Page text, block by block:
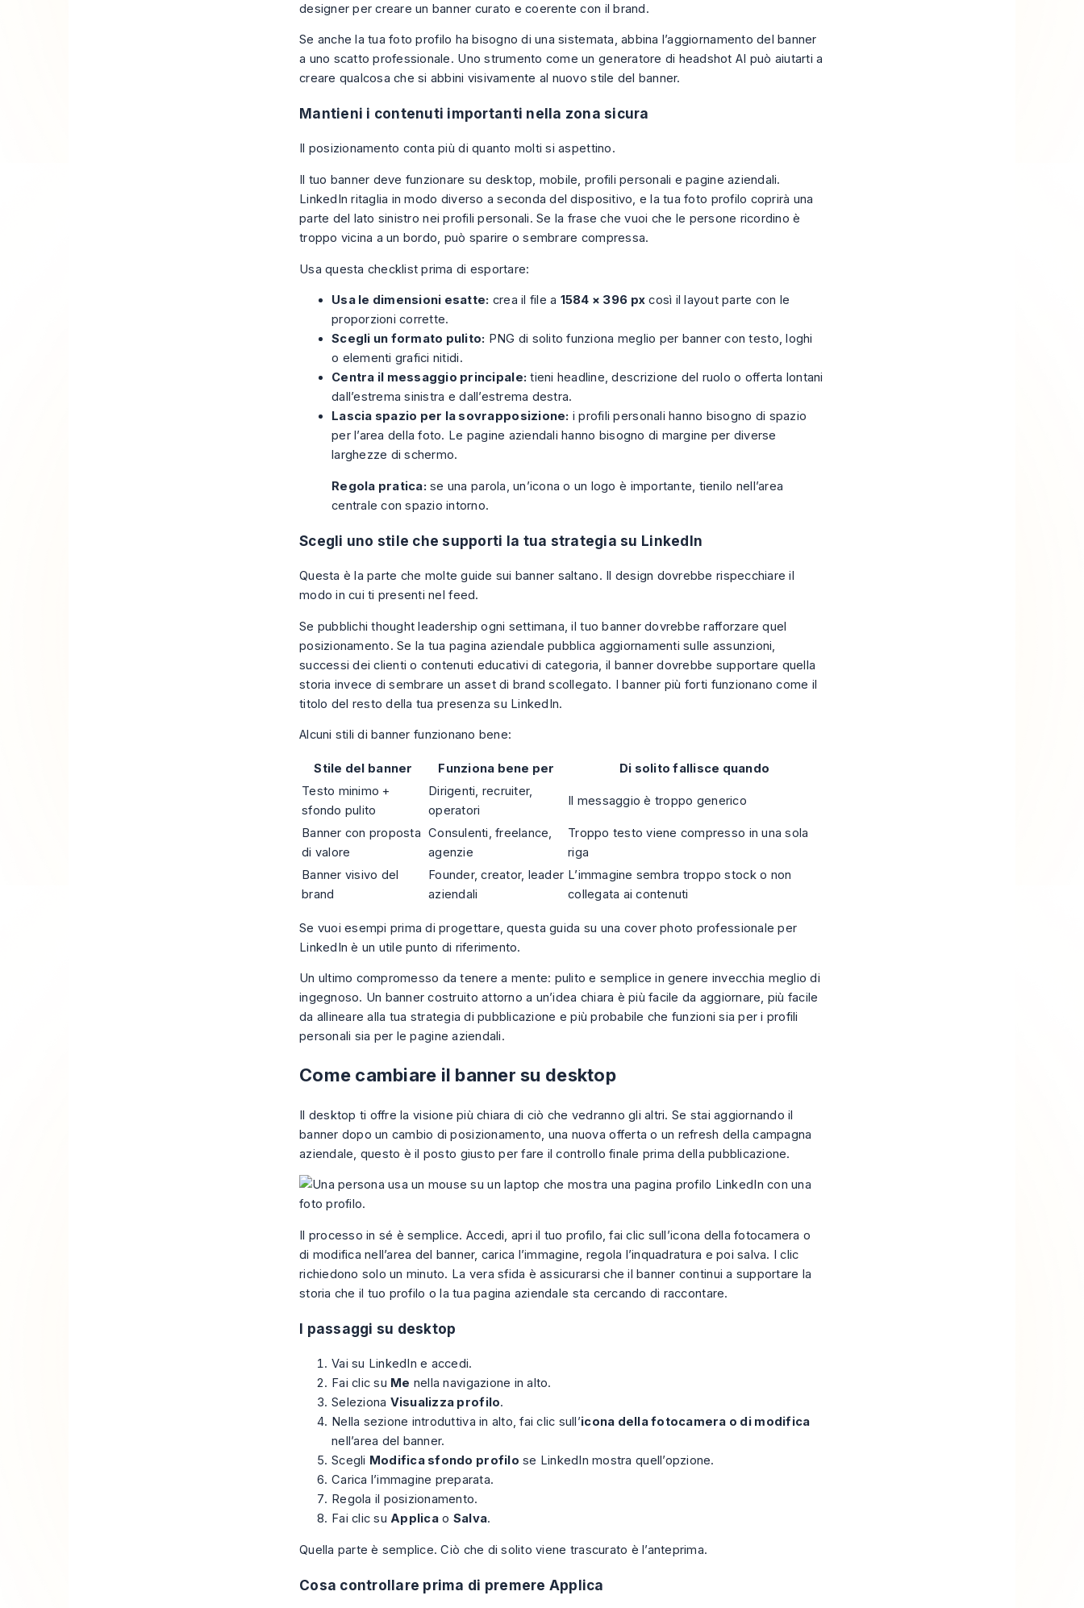
designer per creare un banner curato e coerente con il brand.
Se anche la tua foto profilo ha bisogno di una sistemata, abbina l’aggiornamento del banner
a uno scatto professionale. Uno strumento come ungeneratore di headshot AI può aiutarti a
creare qualcosa che si abbini visivamente al nuovo stile del banner.
Mantieni i contenuti importanti nella zona sicura
Il posizionamento conta più di quanto molti si aspettino.
Il tuo banner deve funzionare su desktop, mobile, profili personali e pagine aziendali.
LinkedIn ritaglia in modo diverso a seconda del dispositivo, e la tua foto profilo coprirà una
parte del lato sinistro nei profili personali. Se la frase che vuoi che le persone ricordino è
troppo vicina a un bordo, può sparire o sembrare compressa.
Usa questa checklist prima di esportare:
Usa le dimensioni esatte: crea il file a 1584 × 396 px così il layout parte con le
proporzioni corrette.
Scegli un formato pulito: PNG di solito funziona meglio per banner con testo, loghi
o elementi grafici nitidi.
Centra il messaggio principale: tieni headline, descrizione del ruolo o offerta lontani
dall’estrema sinistra e dall’estrema destra.
Lascia spazio per la sovrapposizione: i profili personali hanno bisogno di spazio
per l’area della foto. Le pagine aziendali hanno bisogno di margine per diverse
larghezze di schermo.
Regola pratica: se una parola, un’icona o un logo è importante, tienilo nell’area
centrale con spazio intorno.
Scegli uno stile che supporti la tua strategia su LinkedIn
Questa è la parte che molte guide sui banner saltano. Il design dovrebbe rispecchiare il
modo in cui ti presenti nel feed.
Se pubblichi thought leadership ogni settimana, il tuo banner dovrebbe rafforzare quel
posizionamento. Se la tua pagina aziendale pubblica aggiornamenti sulle assunzioni,
successi dei clienti o contenuti educativi di categoria, il banner dovrebbe supportare quella
storia invece di sembrare un asset di brand scollegato. I banner più forti funzionano come il
titolo del resto della tua presenza su LinkedIn.
Alcuni stili di banner funzionano bene:
Stile del banner Funziona bene per
Di solito fallisce quando
Testo minimo +
sfondo pulito
Dirigenti, recruiter,
operatori
Il messaggio è troppo generico
Banner con proposta
di valore
Consulenti, freelance,
agenzie
Troppo testo viene compresso in una sola
riga
Banner visivo del
brand
Founder, creator, leader
aziendali
L’immagine sembra troppo stock o non
collegata ai contenuti
Se vuoi esempi prima di progettare, questa guida su una cover photo professionale per
LinkedIn è un utile punto di riferimento.
Un ultimo compromesso da tenere a mente: pulito e semplice in genere invecchia meglio di
ingegnoso. Un banner costruito attorno a un’idea chiara è più facile da aggiornare, più facile
da allineare alla tua strategia di pubblicazione e più probabile che funzioni sia per i profili
personali sia per le pagine aziendali.
Come cambiare il banner su desktop
Il desktop ti offre la visione più chiara di ciò che vedranno gli altri. Se stai aggiornando il
banner dopo un cambio di posizionamento, una nuova offerta o un refresh della campagna
aziendale, questo è il posto giusto per fare il controllo finale prima della pubblicazione.
Il processo in sé è semplice. Accedi, apri il tuo profilo, fai clic sull’icona della fotocamera o
di modifica nell’area del banner, carica l’immagine, regola l’inquadratura e poi salva. I clic
richiedono solo un minuto. La vera sfida è assicurarsi che il banner continui a supportare la
storia che il tuo profilo o la tua pagina aziendale sta cercando di raccontare.
I passaggi su desktop
Vai su LinkedIn e accedi.
Fai clic su Me nella navigazione in alto.
Seleziona Visualizza profilo.
Nella sezione introduttiva in alto, fai clic sull’icona della fotocamera o di modifica
nell’area del banner.
Scegli Modifica sfondo profilo se LinkedIn mostra quell’opzione.
Carica l’immagine preparata.
Regola il posizionamento.
Fai clic suApplicao Salva.
Quella parte è semplice. Ciò che di solito viene trascurato è l’anteprima.
Cosa controllare prima di premere Applica